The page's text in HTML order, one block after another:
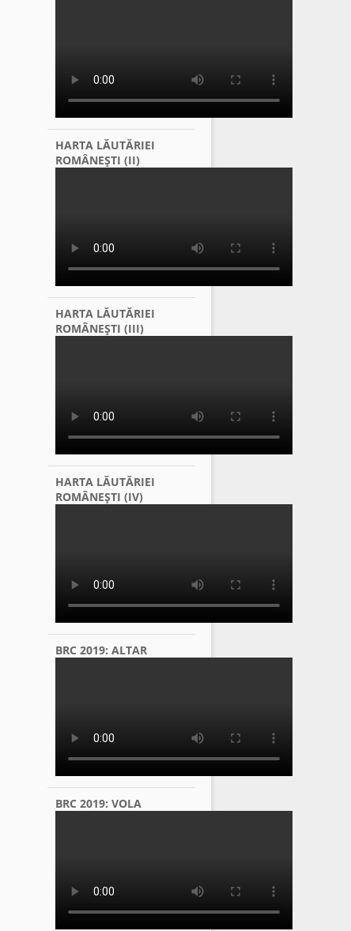
HARTA LĂUTĂRIEI
ROMÂNEŞTI (II)
HARTA LĂUTĂRIEI
ROMÂNEŞTI (III)
HARTA LĂUTĂRIEI
ROMÂNEŞTI (IV)
BRC 2019: ALTAR
BRC 2019: VOLA